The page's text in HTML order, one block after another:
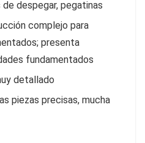
despegar, pegatinas
complejo para
presenta
fundamentados
detallado
piezas precisas, mucha